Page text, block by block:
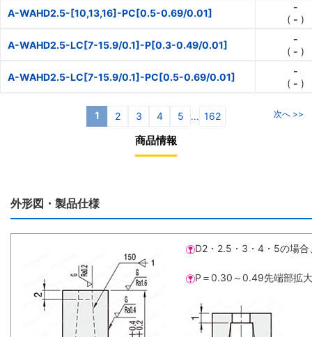
A-WAHD2.5-[10,13,16]-PC[0.5-0.69/0.01]
-
( - )
A-WAHD2.5-LC[7-15.9/0.1]-P[0.3-0.49/0.01]
-
( - )
A-WAHD2.5-LC[7-15.9/0.1]-PC[0.5-0.69/0.01]
-
( - )
1 2 3 4 5 ... 162 次へ >>
商品情報
外形図・製品仕様
D2・2.5・3・4・5の場
P＝0.30～0.49先端部拡